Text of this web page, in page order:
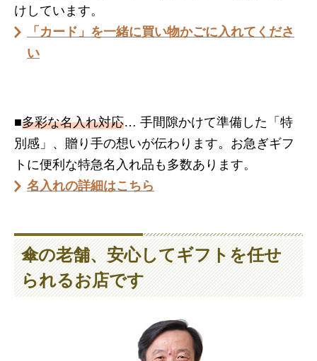
けしています。
「カード」を一緒に買い物かごに入れてくださ
い
■多彩な名入れ対応… 手間隙かけて準備した「特
別感」、贈り手の想いが伝わります。お急ぎギフ
トに便利な特急名入れ品も多数あります。
名入れの詳細はこちら
傘の老舗、安心してギフトを任せ
られるお店です